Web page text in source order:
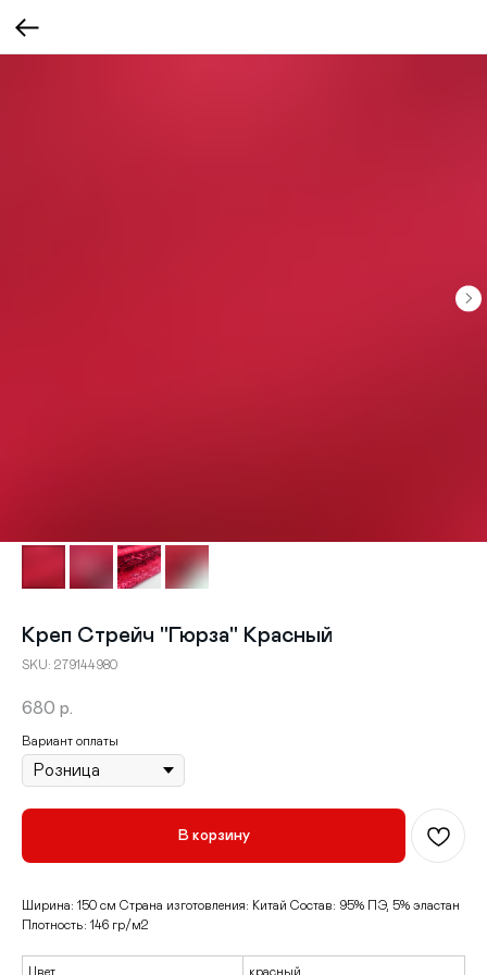
Креп Стрейч "Гюрза" Красный
SKU: 279144980
680 р.
Вариант оплаты
В корзину
Ширина: 150 см Страна изготовления: Китай Состав: 95% ПЭ, 5% эластан
Плотность: 146 гр/м2
Цвет красный